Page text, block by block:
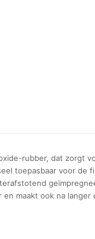
rubber, dat
toepasbaar voor
maakt ook na